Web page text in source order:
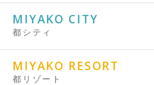
MIYAKO CITY
都シティ
MIYAKO RESORT
都リゾート